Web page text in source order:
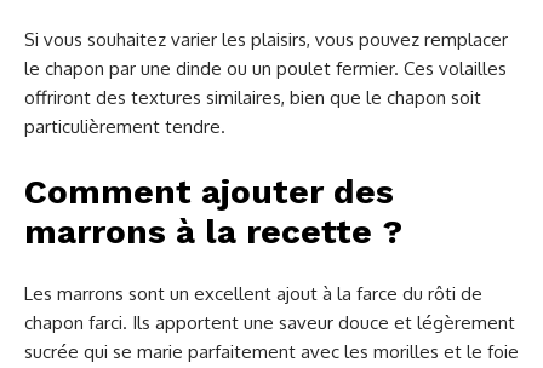
Si vous souhaitez varier les plaisirs, vous pouvez remplacer
le chapon par une dinde ou un poulet fermier. Ces volailles
offriront des textures similaires, bien que le chapon soit
particulièrement tendre.
Comment ajouter des
marrons à la recette ?
Les marrons sont un excellent ajout à la farce du rôti de
chapon farci. Ils apportent une saveur douce et légèrement
sucrée qui se marie parfaitement avec les morilles et le foie